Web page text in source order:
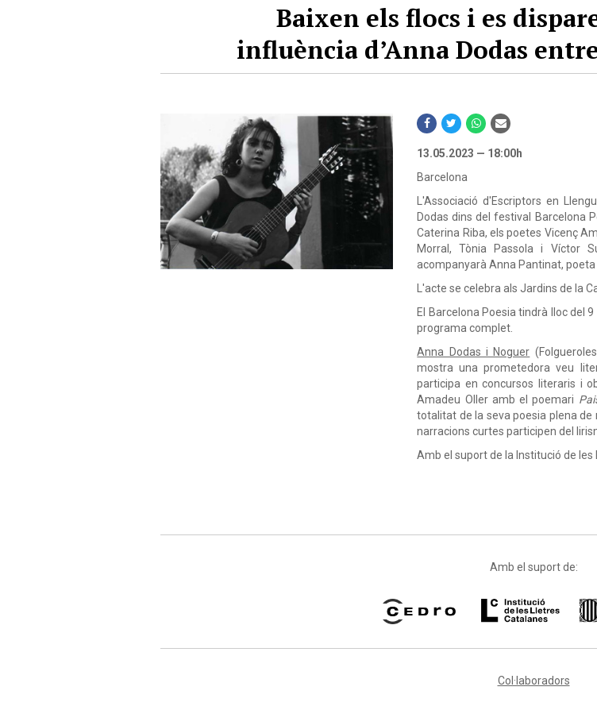
Baixen els flocs i es
influència d’Anna Dodas
13.05.2023 — 18:00h
Barcelona
L'Associació d'Escriptors en
Dodas dins del festival Barcelona
Caterina Riba, els poetes Vicenç
Morral, Tònia Passola i Víctor
acompanyarà Anna Pantinat, poeta
L'acte se celebra als Jardins de la
El Barcelona Poesia tindrà lloc del
programa complet.
Anna Dodas i Noguer
mostra una prometedora veu
participa en concursos literaris i
Amadeu Oller amb el poemari
totalitat de la seva poesia plena
narracions curtes participen del
Amb el suport de la Institució de les
Amb el suport de:
Col·laboradors